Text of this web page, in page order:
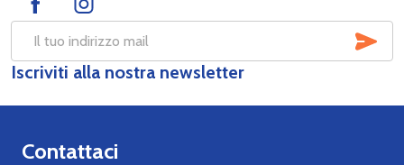
Indirizzo
mail
Iscriviti alla nostra newsletter
Contattaci